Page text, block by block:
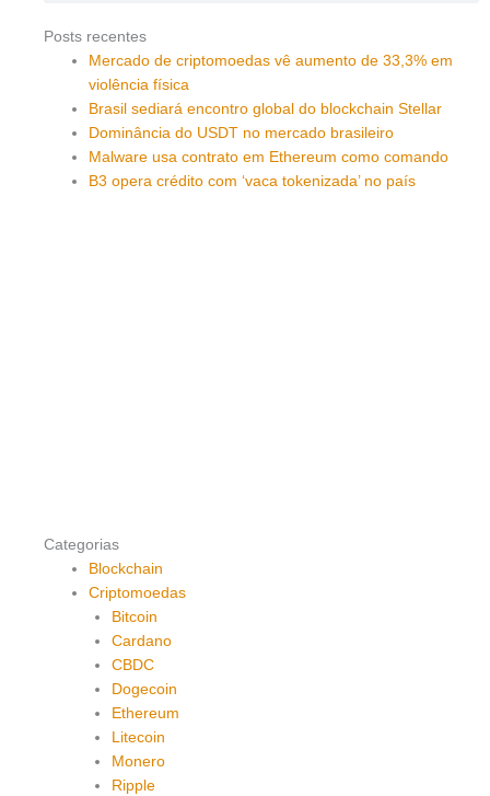
Posts recentes
Mercado de criptomoedas vê aumento de 33,3% em
violência física
Brasil sediará encontro global do blockchain Stellar
Dominância do USDT no mercado brasileiro
Malware usa contrato em Ethereum como comando
B3 opera crédito com ‘vaca tokenizada’ no país
Categorias
Blockchain
Criptomoedas
Bitcoin
Cardano
CBDC
Dogecoin
Ethereum
Litecoin
Monero
Ripple